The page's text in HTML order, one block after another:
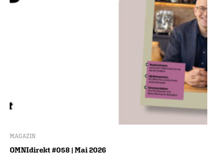
MAGAZIN
OMNIdirekt #058 | Mai 2026